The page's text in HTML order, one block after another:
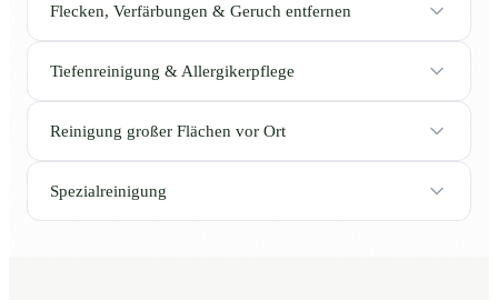
Flecken, Verfärbungen & Geruch entfernen
Tiefenreinigung & Allergikerpflege
Reinigung großer Flächen vor Ort
Spezialreinigung